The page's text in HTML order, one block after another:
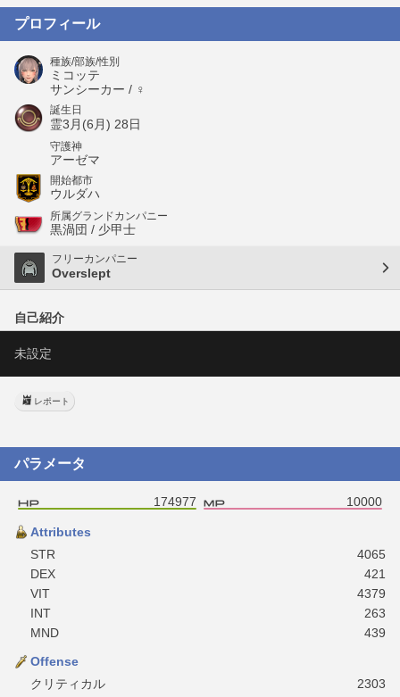
プロフィール
種族/部族/性別
ミコッテ
サンシーカー / ♀
誕生日
霊3月(6月) 28日
守護神
アーゼマ
開始都市
ウルダハ
所属グランドカンパニー
黒渦団 / 少甲士
フリーカンパニー
Overslept
自己紹介
未設定
レポート
パラメータ
174977 10000
Attributes
STR
4065
DEX
421
VIT
4379
INT
263
MND
439
Offense
クリティカル
2303